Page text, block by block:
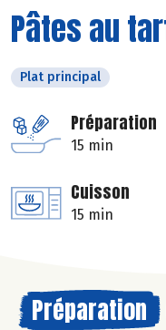
Pâtes au
Plat principal
Préparation
15 min
Cuisson
15 min
Préparation